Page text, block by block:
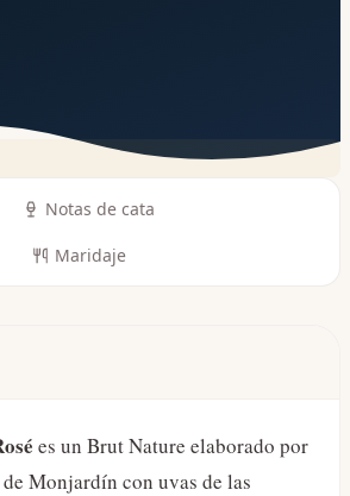
Notas de cata
Maridaje
es un Brut Nature elaborado por
Monjardín con uvas de las